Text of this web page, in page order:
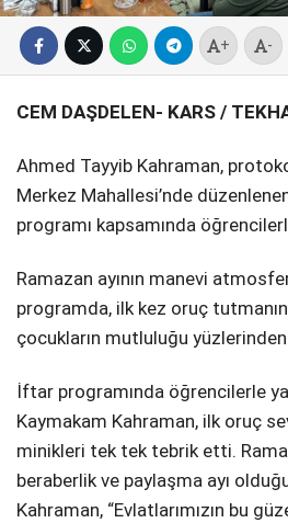
+ -
CEM DAŞDELEN- KARS /
Ahmed Tayyib Kahraman,
Merkez Mahallesi’nde
programı kapsamında
Ramazan ayının manevi
programda, ilk kez oruç tutmanın
çocukların mutluluğu
İftar programında öğrencilerle
Kaymakam Kahraman, ilk oruç
minikleri tek tek tebrik etti.
beraberlik ve paylaşma ayı
Kahraman, “Evlatlarımızın bu